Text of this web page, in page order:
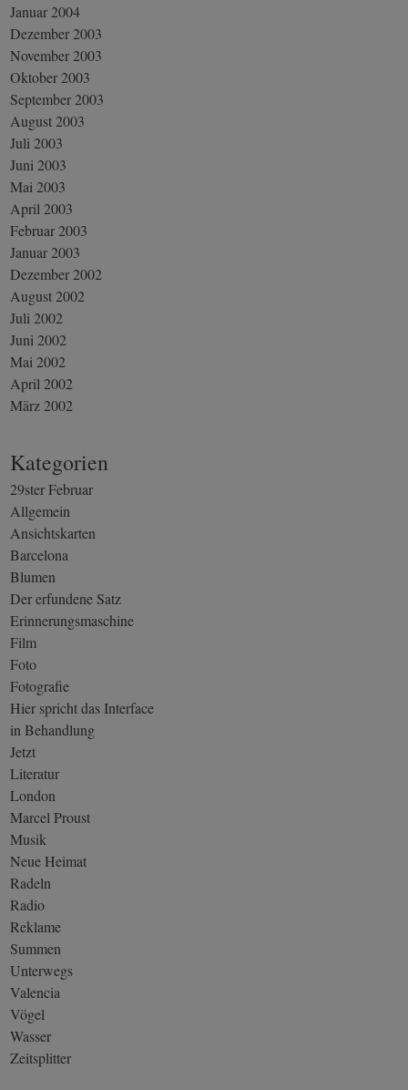
Januar 2004
Dezember 2003
November 2003
Oktober 2003
September 2003
August 2003
Juli 2003
Juni 2003
Mai 2003
April 2003
Februar 2003
Januar 2003
Dezember 2002
August 2002
Juli 2002
Juni 2002
Mai 2002
April 2002
März 2002
Kategorien
29ster Februar
Allgemein
Ansichtskarten
Barcelona
Blumen
Der erfundene Satz
Erinnerungsmaschine
Film
Foto
Fotografie
Hier spricht das Interface
in Behandlung
Jetzt
Literatur
London
Marcel Proust
Musik
Neue Heimat
Radeln
Radio
Reklame
Summen
Unterwegs
Valencia
Vögel
Wasser
Zeitsplitter